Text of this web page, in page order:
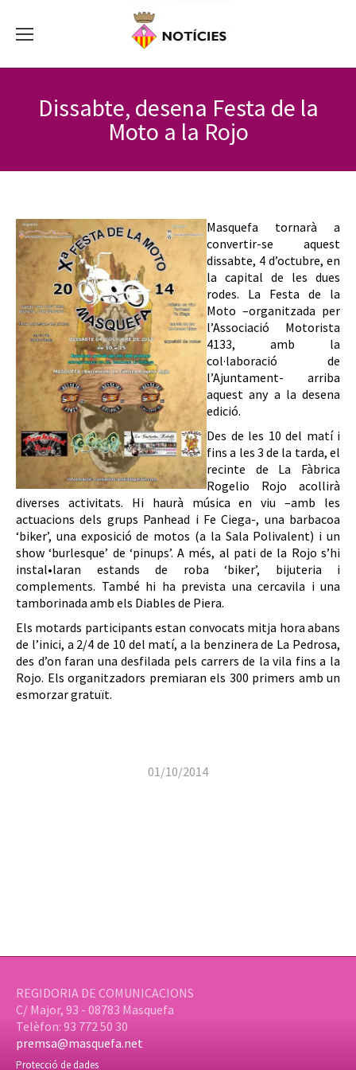
Dissabte, desena Festa de la
Moto a la Rojo
Masquefa tornarà a
convertir-se aquest
dissabte, 4 d’octubre, en
la capital de les dues
rodes. La Festa de la
Moto –organitzada per
l’Associació Motorista
4133, amb la
col·laboració de
l’Ajuntament- arriba
aquest any a la desena
edició.
Des de les 10 del matí i
fins a les 3 de la tarda, el
recinte de La Fàbrica
Rogelio Rojo acollirà
diverses activitats. Hi haurà música en viu –amb les
actuacions dels grups Panhead i Fe Ciega-, una barbacoa
‘biker’, una exposició de motos (a la Sala Polivalent) i un
show ‘burlesque’ de ‘pinups’. A més, al pati de la Rojo s’hi
instal•laran estands de roba ‘biker’, bijuteria i
complements. També hi ha prevista una cercavila i una
tamborinada amb els Diables de Piera.
Els motards participants estan convocats mitja hora abans
de l’inici, a 2/4 de 10 del matí, a la benzinera de La Pedrosa,
des d’on faran una desfilada pels carrers de la vila fins a la
Rojo. Els organitzadors premiaran els 300 primers amb un
esmorzar gratuït.
01/10/2014
REGIDORIA DE COMUNICACIONS
C/ Major, 93 - 08783 Masquefa
Telèfon: 93 772 50 30
premsa@masquefa.net
Protecció de dades